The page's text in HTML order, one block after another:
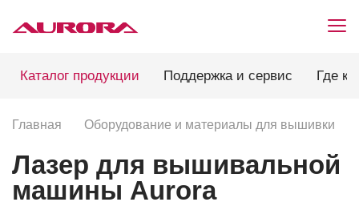
Каталог продукции Поддержка и сервис Где
Главная Оборудование и материалы для вышивки
Лазер для вышивальной
машины Aurora